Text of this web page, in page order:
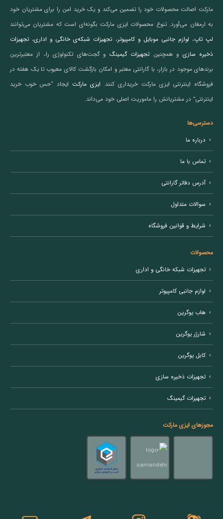
مارکت اصالت محصولات خود را تضمین می‌کند و یک خرید امن را برای مشتریان خود
به ارمغان می‌آورد. تنوع محصولات ایزی مارکت بگونه‌ای است که مشتریان می‌توانند
لپ تاپ، لوازم جانبی موبایل و کامپیوتر،تجهیزات شبکه‌ی خانگی و اداری،تجهیزات
ذخیره سازی و همچنینتجهیزات گیمینگ و گجت‌های تکنولوژی را، از معتبرترین
برندهای موجود در بازار، با گارانتی معتبر و امکان بازگشت کالای معیوب تا یک هفته در
فروشگاه اینترنتی ایزی مارکت خریداری کنند. ایزی مارکت ایجاد “حس خوب خرید
اینترنتی” در مشتریانش را ماموریت اصلی خود می‌داند.
دسترسی‌ها
درباره ما
تماس با ما
آدرس دفاتر گارانتی
سوالات متداول
شرایط و قوانین فروشگاه
محصولات
تجهیزات شبکه خانگی و اداری
لوازم جانبی کامپیوتر
هاب یوگرین
شارژر یوگرین
کابل یوگرین
تجهیزات ذخیره سازی
تجهیزات گیمینگ
مجوزهای ایزی مارکت